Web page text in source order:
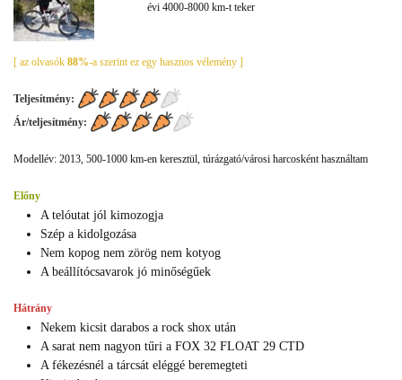
évi 4000-8000 km-t teker
[ az olvasók 88%-a szerint ez egy hasznos vélemény ]
Teljesítmény:
Ár/teljesítmény:
Modellév: 2013, 500-1000 km-en keresztül, túrázgató/városi harcosként használtam
Előny
A telóutat jól kimozogja
Szép a kidolgozása
Nem kopog nem zörög nem kotyog
A beállítócsavarok jó minőségűek
Hátrány
Nekem kicsit darabos a rock shox után
A sarat nem nagyon tűri a FOX 32 FLOAT 29 CTD
A fékezésnél a tárcsát eléggé beremegteti